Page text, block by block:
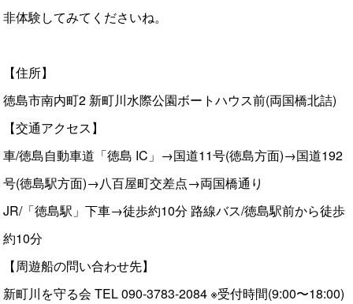
非体験してみてくださいね。
【住所】
徳島市南内町2 新町川水際公園ボートハウス前(両国橋北詰)
【交通アクセス】
車/徳島自動車道「徳島 IC」→国道11号(徳島方面)→国道192
号(徳島駅方面)→八百屋町交差点→両国橋通り
JR/「徳島駅」下車→徒歩約10分 路線バス/徳島駅前から徒歩
約10分
【周遊船の問い合わせ先】
新町川を守る会 TEL 090-3783-2084 ※受付時間(9:00〜18:00)